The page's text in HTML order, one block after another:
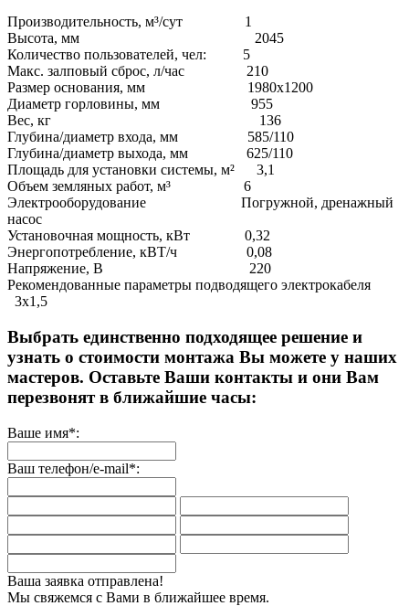
Производительность, м³/сут 1
Высота, мм 2045
Количество пользователей, чел: 5
Макс. залповый сброс, л/час 210
Размер основания, мм 1980х1200
Диаметр горловины, мм 955
Вес, кг 136
Глубина/диаметр входа, мм 585/110
Глубина/диаметр выхода, мм 625/110
Площадь для установки системы, м² 3,1
Объем земляных работ, м³ 6
Электрооборудование Погружной, дренажный
насос
Установочная мощность, кВт 0,32
Энергопотребление, кВТ/ч 0,08
Напряжение, В 220
Рекомендованные параметры подводящего электрокабеля
3х1,5
Выбрать единственно подходящее решение и
узнать о стоимости монтажа Вы можете у наших
мастеров. Оставьте Ваши контакты и они Вам
перезвонят в ближайшие часы:
Ваше имя*:
Ваш телефон/e-mail*:
Ваша заявка отправлена!
Мы свяжемся с Вами в ближайшее время.